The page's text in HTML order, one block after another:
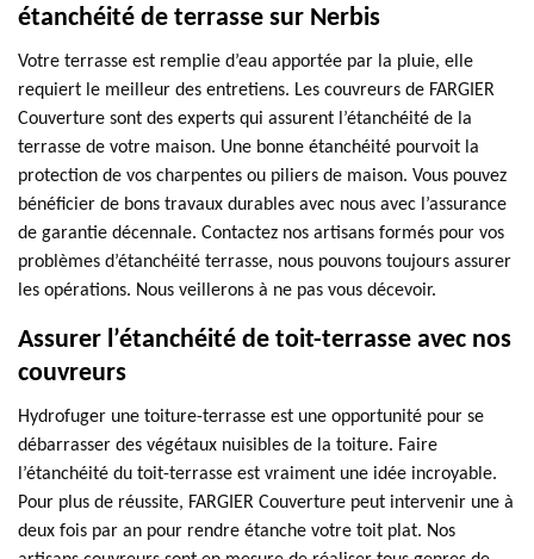
étanchéité de terrasse sur Nerbis
Votre terrasse est remplie d’eau apportée par la pluie, elle
requiert le meilleur des entretiens. Les couvreurs de FARGIER
Couverture sont des experts qui assurent l’étanchéité de la
terrasse de votre maison. Une bonne étanchéité pourvoit la
protection de vos charpentes ou piliers de maison. Vous pouvez
bénéficier de bons travaux durables avec nous avec l’assurance
de garantie décennale. Contactez nos artisans formés pour vos
problèmes d’étanchéité terrasse, nous pouvons toujours assurer
les opérations. Nous veillerons à ne pas vous décevoir.
Assurer l’étanchéité de toit-terrasse avec nos
couvreurs
Hydrofuger une toiture-terrasse est une opportunité pour se
débarrasser des végétaux nuisibles de la toiture. Faire
l’étanchéité du toit-terrasse est vraiment une idée incroyable.
Pour plus de réussite, FARGIER Couverture peut intervenir une à
deux fois par an pour rendre étanche votre toit plat. Nos